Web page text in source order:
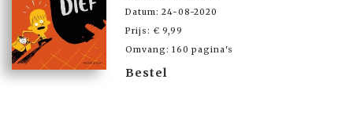
Datum: 24-08-2020
Prijs: € 9,99
Omvang: 160 pagina's
Bestel